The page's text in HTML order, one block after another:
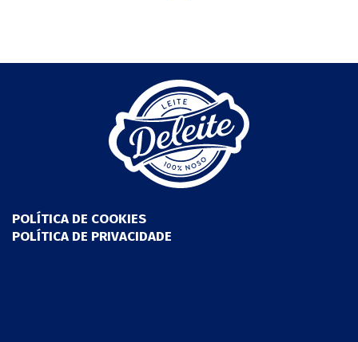
POLÍTICA DE COOKIES
POLÍTICA DE PRIVACIDADE